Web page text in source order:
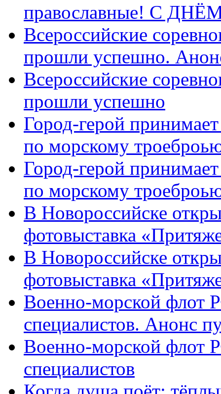
православные! C
Всероссийские
прошли успешно.
Всероссийские
прошли успешно
Город-герой
по морскому
Город-герой
по морскому
В Новороссийске
фотовыставка
В Новороссийске
фотовыставка
Военно-морской флот
специалистов. Анонс
Военно-морской флот
специалистов